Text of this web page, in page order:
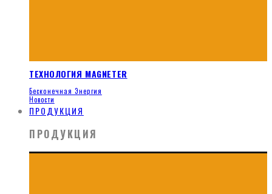
ТЕХНОЛОГИЯ MAGNETER
Бесконечная Энергия
Новости
ПРОДУКЦИЯ
ПРОДУКЦИЯ